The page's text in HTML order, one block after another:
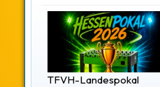
TFVH-Landespokal